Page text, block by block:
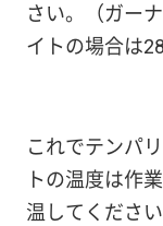
さい。（ガー
イトの場合は
これでテンパ
トの温度は作
温してください